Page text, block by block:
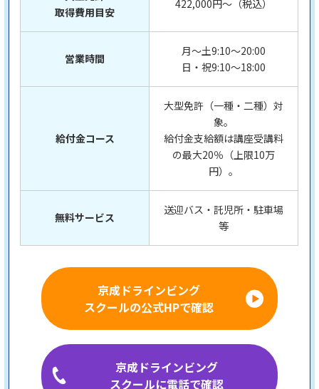
取得費用目安
422,000円～（税込）
営業時間
月～土9:10〜20:00
日・祝9:10〜18:00
給付金コース
大型免許（一種・二種）対
象。
給付金支給額は講座受講料
の最大20％（上限10万
円）。
無料サービス
送迎バス・託児所・駐車場
等
京成ドラインビング
スクールの公式HPで確認
京成ドラインビング
スクールに電話で確認